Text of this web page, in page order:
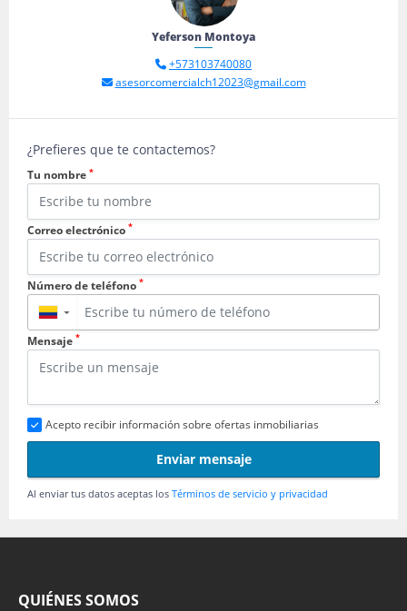
Yeferson Montoya
+573103740080
asesorcomercialch12023@gmail.com
¿Prefieres que te contactemos?
Tu nombre *
Correo electrónico *
Número de teléfono *
▼
Mensaje *
Acepto recibir información sobre ofertas inmobiliarias
Enviar mensaje
Al enviar tus datos aceptas los Términos de servicio y privacidad
QUIÉNES SOMOS